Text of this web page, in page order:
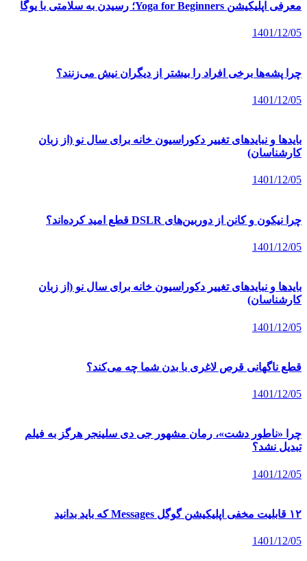
معرفی اپلیکیشن Yoga for Beginners؛ رسیدن به سلامتی با یوگا
1401/12/05
چرا پشه‌ها برخی افراد را بیشتر از دیگران نیش می‌زنند؟
1401/12/05
بایدها و نبایدهای تغییر دکوراسیون خانه برای سال نو (از زبان
کارشناسان)
1401/12/05
چرا نیکون و کانن از دوربین‌های DSLR قطع امید کرده‌اند؟
1401/12/05
بایدها و نبایدهای تغییر دکوراسیون خانه برای سال نو (از زبان
کارشناسان)
1401/12/05
قطع ناگهانی قرص لاغری با بدن شما چه می‌کند؟
1401/12/05
چرا «ناطور دشت»، رمان مشهور جی دی سلینجر هرگز به فیلم
تبدیل نشد؟
1401/12/05
۱۲ قابلیت مخفی اپلیکیشن گوگل Messages که باید بدانید
1401/12/05